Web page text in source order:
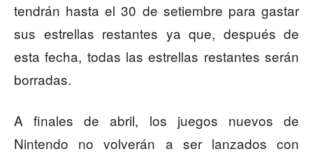
tendrán hasta el 30 de setiembre para gastar
sus estrellas restantes ya que, después de
esta fecha, todas las estrellas restantes serán
borradas.
A finales de abril, los juegos nuevos de
Nintendo no volverán a ser lanzados con